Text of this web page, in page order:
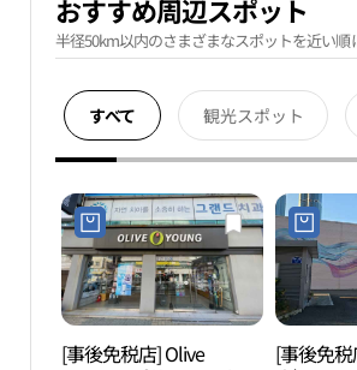
おすすめ周辺スポット
半径50km以内のさまざまなスポットを近い順
すべて 観光スポット
[事後免税店] Olive
[事後免